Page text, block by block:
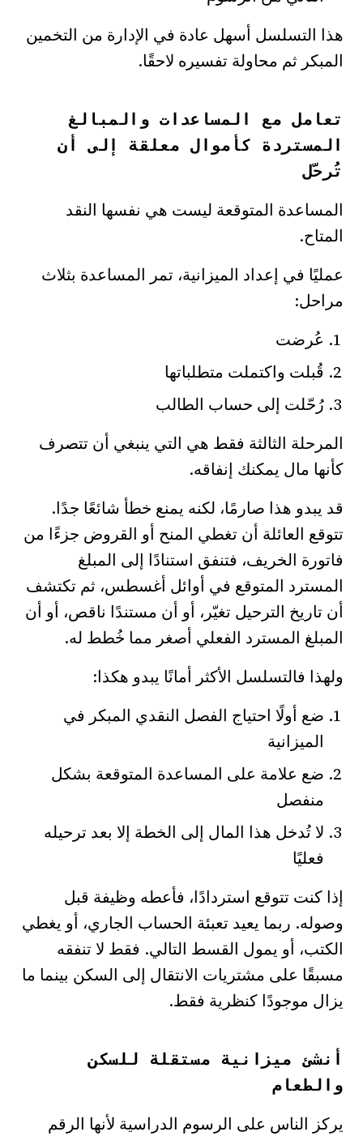
هذا التسلسل أسهل عادة في الإدارة من التخمين
المبكر ثم محاولة تفسيره لاحقًا.
تعامل مع المساعدات والمبالغ
المستردة كأموال معلقة إلى أن
تُرحّل
المساعدة المتوقعة ليست هي نفسها النقد
المتاح.
عمليًا في إعداد الميزانية، تمر المساعدة بثلاث
مراحل:
عُرضت
قُبلت واكتملت متطلباتها
رُحّلت إلى حساب الطالب
المرحلة الثالثة فقط هي التي ينبغي أن تتصرف
كأنها مال يمكنك إنفاقه.
قد يبدو هذا صارمًا، لكنه يمنع خطأ شائعًا جدًا.
تتوقع العائلة أن تغطي المنح أو القروض جزءًا من
فاتورة الخريف، فتنفق استنادًا إلى المبلغ
المسترد المتوقع في أوائل أغسطس، ثم تكتشف
أن تاريخ الترحيل تغيّر، أو أن مستندًا ناقص، أو أن
المبلغ المسترد الفعلي أصغر مما خُطط له.
ولهذا فالتسلسل الأكثر أمانًا يبدو هكذا:
ضع أولًا احتياج الفصل النقدي المبكر في
الميزانية
ضع علامة على المساعدة المتوقعة بشكل
منفصل
لا تُدخل هذا المال إلى الخطة إلا بعد ترحيله
فعليًا
إذا كنت تتوقع استردادًا، فأعطه وظيفة قبل
وصوله. ربما يعيد تعبئة الحساب الجاري، أو يغطي
الكتب، أو يمول القسط التالي. فقط لا تنفقه
مسبقًا على مشتريات الانتقال إلى السكن بينما ما
يزال موجودًا كنظرية فقط.
أنشئ ميزانية مستقلة للسكن
والطعام
يركز الناس على الرسوم الدراسية لأنها الرقم